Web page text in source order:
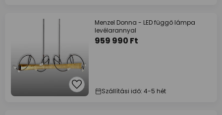
Menzel Donna - LED függő lámpa
levélarannyal
959 990 Ft
Szállítási idő: 4-5 hét